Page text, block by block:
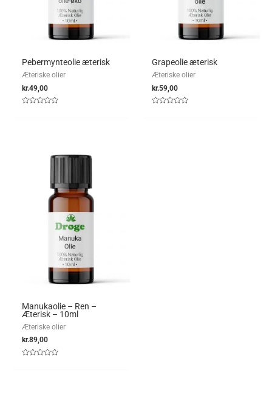
Pebermynteolie æterisk
Æteriske olier
kr.49,00
Grapeolie æterisk
Æteriske olier
kr.59,00
Manukaolie – Ren –
Æterisk – 10ml
Æteriske olier
kr.89,00